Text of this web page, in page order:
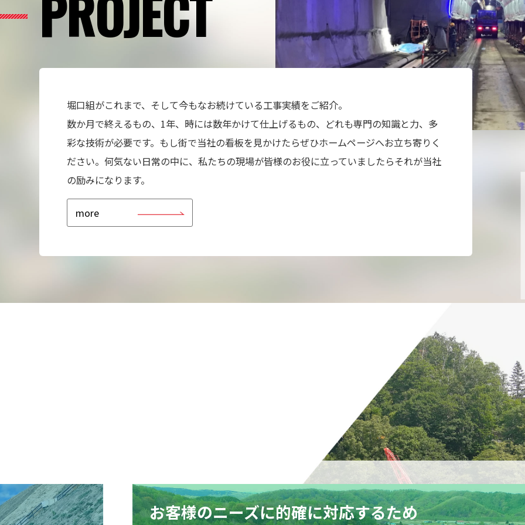
堀口組がこれまで、そして今もなお続けている工事実績をご紹介。
数か月で終えるもの、1年、時には数年かけて仕上げるもの、どれも専門の知識と力、多
彩な技術が必要です。もし街で当社の看板を見かけたらぜひホームページへお立ち寄りく
ださい。何気ない日常の中に、私たちの現場が皆様のお役に立っていましたらそれが当社
の励みになります。
more
お客様のニーズに的確に対応するため